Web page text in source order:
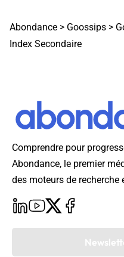
Abondance > Goossips >
Index Secondaire
Comprendre pour
Abondance, le premier
des moteurs de recherche